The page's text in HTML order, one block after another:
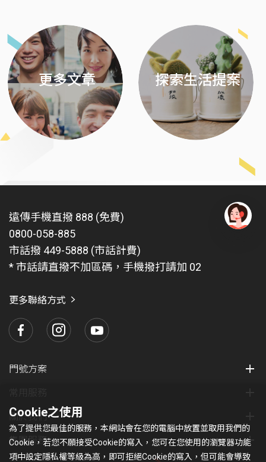
更多文章 探索生活提案
遠傳手機直撥 888 (免費)
0800-058-885
市話撥 449-5888 (市話計費)
* 市話請直撥不加區碼，手機撥打請加 02
更多聯絡方式
門號方案
關於我們
集團服務
Cookie之使用
為了提供您最佳的服務，本網站會在您的電腦中放置並取用我們的
Cookie，若您不願接受Cookie的寫入，您可在您使用的瀏覽器功能
項中設定隱私權等級為高，即可拒絕Cookie的寫入，但可能會導致